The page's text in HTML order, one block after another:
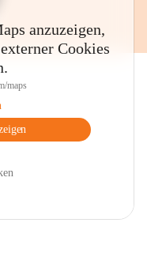
anzuzeigen,
Cookies
maps